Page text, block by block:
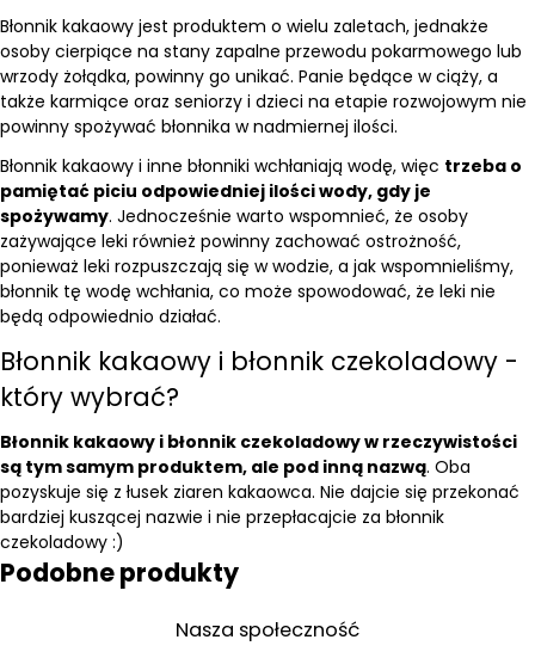
Błonnik kakaowy jest produktem o wielu zaletach, jednakże
osoby cierpiące na stany zapalne przewodu pokarmowego lub
wrzody żołądka, powinny go unikać. Panie będące w ciąży, a
także karmiące oraz seniorzy i dzieci na etapie rozwojowym nie
powinny spożywać błonnika w nadmiernej ilości.
Błonnik kakaowy i inne błonniki wchłaniają wodę, więc trzeba o
pamiętać piciu odpowiedniej ilości wody, gdy je
spożywamy. Jednocześnie warto wspomnieć, że osoby
zażywające leki również powinny zachować ostrożność,
ponieważ leki rozpuszczają się w wodzie, a jak wspomnieliśmy,
błonnik tę wodę wchłania, co może spowodować, że leki nie
będą odpowiednio działać.
Błonnik kakaowy i błonnik czekoladowy -
który wybrać?
Błonnik kakaowy i błonnik czekoladowy w rzeczywistości
są tym samym produktem, ale pod inną nazwą. Oba
pozyskuje się z łusek ziaren kakaowca. Nie dajcie się przekonać
bardziej kuszącej nazwie i nie przepłacajcie za błonnik
czekoladowy :)
Podobne produkty
Nasza społeczność